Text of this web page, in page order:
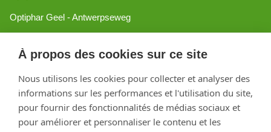
À propos des cookies sur ce site
Nous utilisons les cookies pour collecter et analyser des
informations sur les performances et l'utilisation du site,
pour fournir des fonctionnalités de médias sociaux et
pour améliorer et personnaliser le contenu et les
Optiphar Geel - Antwerpseweg
Optiphar Mol
Créé avec Shopware